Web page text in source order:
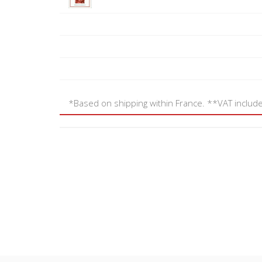
*Based on shipping within France. **VAT